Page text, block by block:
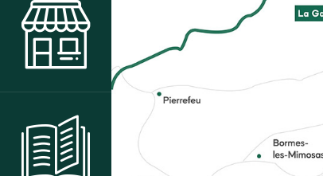
CENTRE DE RESSOURCES